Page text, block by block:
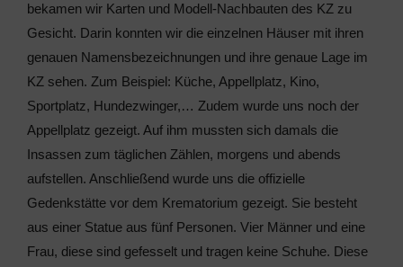
bekamen wir Karten und Modell-Nachbauten des KZ zu
Gesicht. Darin konnten wir die einzelnen Häuser mit ihren
genauen Namensbezeichnungen und ihre genaue Lage im
KZ sehen. Zum Beispiel: Küche, Appellplatz, Kino,
Sportplatz, Hundezwinger,… Zudem wurde uns noch der
Appellplatz gezeigt. Auf ihm mussten sich damals die
Insassen zum täglichen Zählen, morgens und abends
aufstellen. Anschließend wurde uns die offizielle
Gedenkstätte vor dem Krematorium gezeigt. Sie besteht
aus einer Statue aus fünf Personen. Vier Männer und eine
Frau, diese sind gefesselt und tragen keine Schuhe. Diese